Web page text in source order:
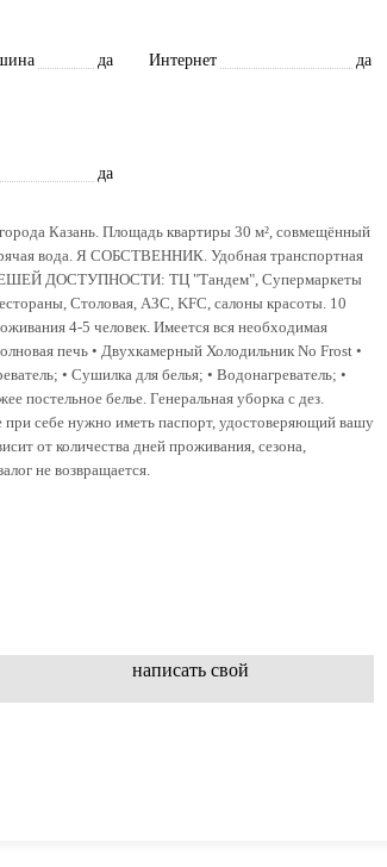
да Интернет да
да
Казань. Площадь квартиры 30 м², совмещённый
вода. Я СОБСТВЕННИК. Удобная транспортная
В ПЕШЕЙ ДОСТУПНОСТИ: ТЦ "Тандем", Супермаркеты
Столовая, АЗС, KFC, салоны красоты. 10
4-5 человек. Имеется вся необходимая
печь • Двухкамерный Холодильник No Frost •
• Сушилка для белья; • Водонагреватель; •
постельное белье. Генеральная уборка с дез.
себе нужно иметь паспорт, удостоверяющий вашу
от количества дней проживания, сезона,
не возвращается.
написать свой